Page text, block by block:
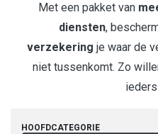
Met een pakket van
diensten,
verzekering je waar de
niet tussenkomt. Zo
HOOFDCATEGORIE